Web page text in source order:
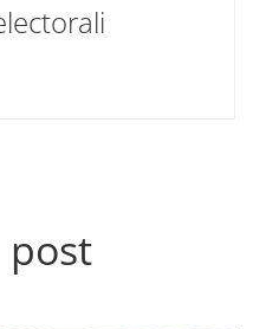
post